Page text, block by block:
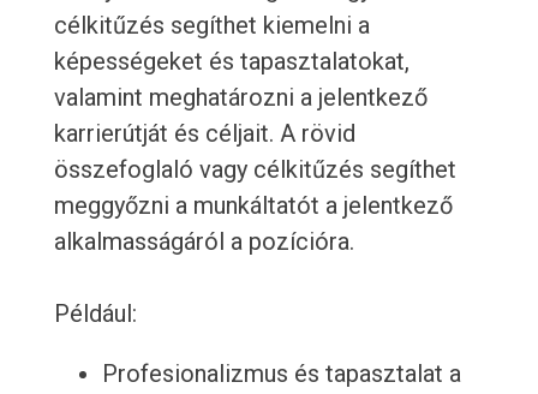
célkitűzés segíthet kiemelni a
képességeket és tapasztalatokat,
valamint meghatározni a jelentkező
karrierútját és céljait. A rövid
összefoglaló vagy célkitűzés segíthet
meggyőzni a munkáltatót a jelentkező
alkalmasságáról a pozícióra.
Például:
Profesionalizmus és tapasztalat a